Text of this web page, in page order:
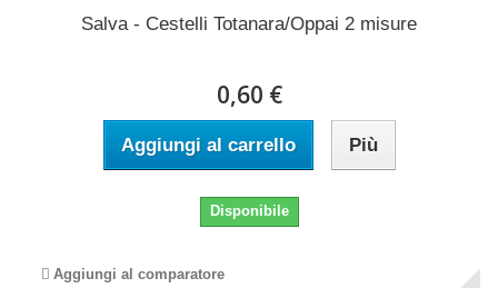
Salva - Cestelli Totanara/Oppai 2 misure
0,60 €
Aggiungi al carrello Più
Disponibile
Aggiungi al comparatore